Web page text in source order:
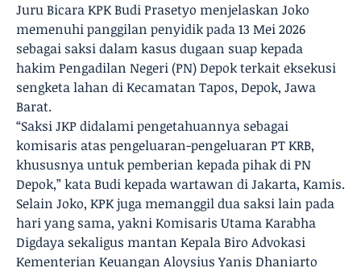
Juru Bicara KPK Budi Prasetyo menjelaskan Joko
memenuhi panggilan penyidik pada 13 Mei 2026
sebagai saksi dalam kasus dugaan suap kepada
hakim Pengadilan Negeri (PN) Depok terkait eksekusi
sengketa lahan di Kecamatan Tapos, Depok, Jawa
Barat.
“Saksi JKP didalami pengetahuannya sebagai
komisaris atas pengeluaran-pengeluaran PT KRB,
khususnya untuk pemberian kepada pihak di PN
Depok,” kata Budi kepada wartawan di Jakarta, Kamis.
Selain Joko, KPK juga memanggil dua saksi lain pada
hari yang sama, yakni Komisaris Utama Karabha
Digdaya sekaligus mantan Kepala Biro Advokasi
Kementerian Keuangan Aloysius Yanis Dhaniarto